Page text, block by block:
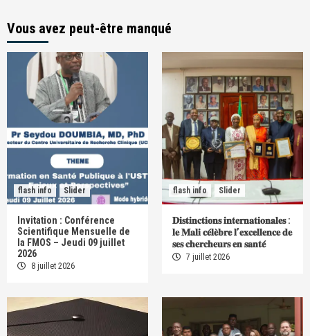
Vous avez peut-être manqué
flash info Slider
Invitation : Conférence
Scientifique Mensuelle de
la FMOS – Jeudi 09 juillet
2026
8 juillet 2026
flash info Slider
𝐃𝐢𝐬𝐭𝐢𝐧𝐜𝐭𝐢𝐨𝐧𝐬 𝐢𝐧𝐭𝐞𝐫𝐧𝐚𝐭𝐢𝐨𝐧𝐚𝐥𝐞𝐬 :
𝐥𝐞 𝐌𝐚𝐥𝐢 𝐜𝐞́𝐥𝐞̀𝐛𝐫𝐞 𝐥’𝐞𝐱𝐜𝐞𝐥𝐥𝐞𝐧𝐜𝐞 𝐝𝐞
𝐬𝐞𝐬 𝐜𝐡𝐞𝐫𝐜𝐡𝐞𝐮𝐫𝐬 𝐞𝐧 𝐬𝐚𝐧𝐭𝐞́
7 juillet 2026